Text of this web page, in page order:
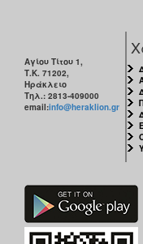
Αγίου Τίτου 1,
Τ.Κ. 71202,
Ηράκλειο
Τηλ.: 2813-409000
email:info@heraklion.gr